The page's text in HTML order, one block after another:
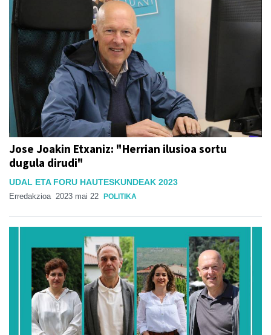
Jose Joakin Etxaniz: "Herrian ilusioa sortu
dugula dirudi"
UDAL ETA FORU HAUTESKUNDEAK 2023
Erredakzioa 2023 mai 22 POLITIKA